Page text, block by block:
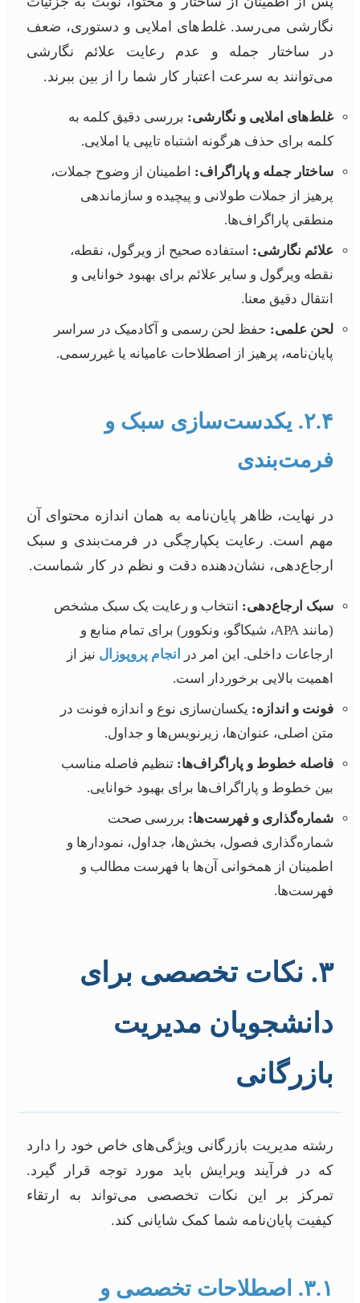
نگارشی می‌رسد. غلط‌های املایی و دستوری، ضعف
در ساختار جمله و عدم رعایت علائم نگارشی
می‌توانند به سرعت اعتبار کار شما را از بین ببرند.
غلط‌های املایی و نگارشی: بررسی دقیق کلمه به
کلمه برای حذف هرگونه اشتباه تایپی یا املایی.
ساختار جمله و پاراگراف: اطمینان از وضوح جملات،
پرهیز از جملات طولانی و پیچیده و سازماندهی
منطقی پاراگراف‌ها.
علائم نگارشی: استفاده صحیح از ویرگول، نقطه،
نقطه ویرگول و سایر علائم برای بهبود خوانایی و
انتقال دقیق معنا.
لحن علمی: حفظ لحن رسمی و آکادمیک در سراسر
پایان‌نامه، پرهیز از اصطلاحات عامیانه یا غیررسمی.
۲.۴. یکدست‌سازی سبک و
فرمت‌بندی
در نهایت، ظاهر پایان‌نامه به همان اندازه محتوای آن
مهم است. رعایت یکپارچگی در فرمت‌بندی و سبک
ارجاع‌دهی، نشان‌دهنده دقت و نظم در کار شماست.
سبک ارجاع‌دهی: انتخاب و رعایت یک سبک مشخص
(مانند APA، شیکاگو، ونکوور) برای تمام منابع و
ارجاعات داخلی. این امر در
انجام پروپوزال نیز از
اهمیت بالایی برخوردار است.
فونت و اندازه: یکسان‌سازی نوع و اندازه فونت در
متن اصلی، عنوان‌ها، زیرنویس‌ها و جداول.
فاصله خطوط و پاراگراف‌ها: تنظیم فاصله مناسب
بین خطوط و پاراگراف‌ها برای بهبود خوانایی.
شماره‌گذاری و فهرست‌ها: بررسی صحت
شماره‌گذاری فصول، بخش‌ها، جداول، نمودارها و
اطمینان از همخوانی آن‌ها با فهرست مطالب و
فهرست‌ها.
۳. نکات تخصصی برای
دانشجویان مدیریت
بازرگانی
رشته مدیریت بازرگانی ویژگی‌های خاص خود را دارد
که در فرآیند ویرایش باید مورد توجه قرار گیرد.
تمرکز بر این نکات تخصصی می‌تواند به ارتقاء
کیفیت پایان‌نامه شما کمک شایانی کند.
۳.۱. اصطلاحات تخصصی و